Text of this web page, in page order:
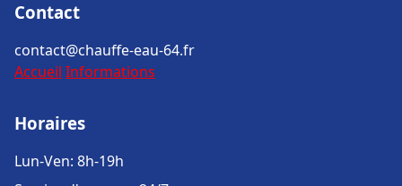
Contact
contact@chauffe-eau-64.fr
Accueil Informations
Horaires
Lun-Ven: 8h-19h